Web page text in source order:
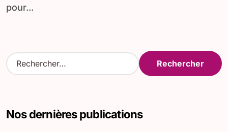
pour...
R
e
rNos dernières publications